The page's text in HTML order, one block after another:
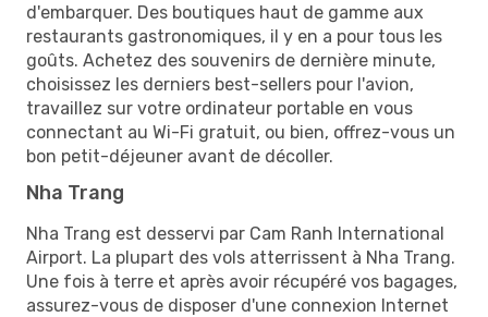
d'embarquer. Des boutiques haut de gamme aux
restaurants gastronomiques, il y en a pour tous les
goûts. Achetez des souvenirs de dernière minute,
choisissez les derniers best-sellers pour l'avion,
travaillez sur votre ordinateur portable en vous
connectant au Wi-Fi gratuit, ou bien, offrez-vous un
bon petit-déjeuner avant de décoller.
Nha Trang
Nha Trang est desservi par Cam Ranh International
Airport. La plupart des vols atterrissent à Nha Trang.
Une fois à terre et après avoir récupéré vos bagages,
assurez-vous de disposer d'une connexion Internet